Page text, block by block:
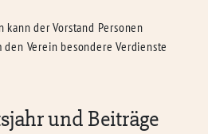
der Vorstand Personen
Verein besondere Verdienste
und Beiträge